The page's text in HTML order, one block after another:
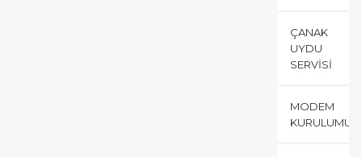
ÇANAK
UYDU
SERVISI
MODEM
KURULUMU